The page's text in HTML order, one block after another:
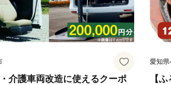
介護車両改造に使えるクーポ
愛知
【